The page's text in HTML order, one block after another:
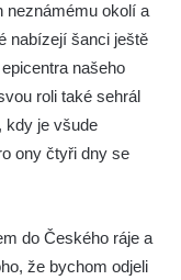
neznámému okolí a
nabízejí šanci ještě
našeho
roli také sehrál
kdy je všude
ony čtyři dny se
do Českého ráje a
že bychom odjeli